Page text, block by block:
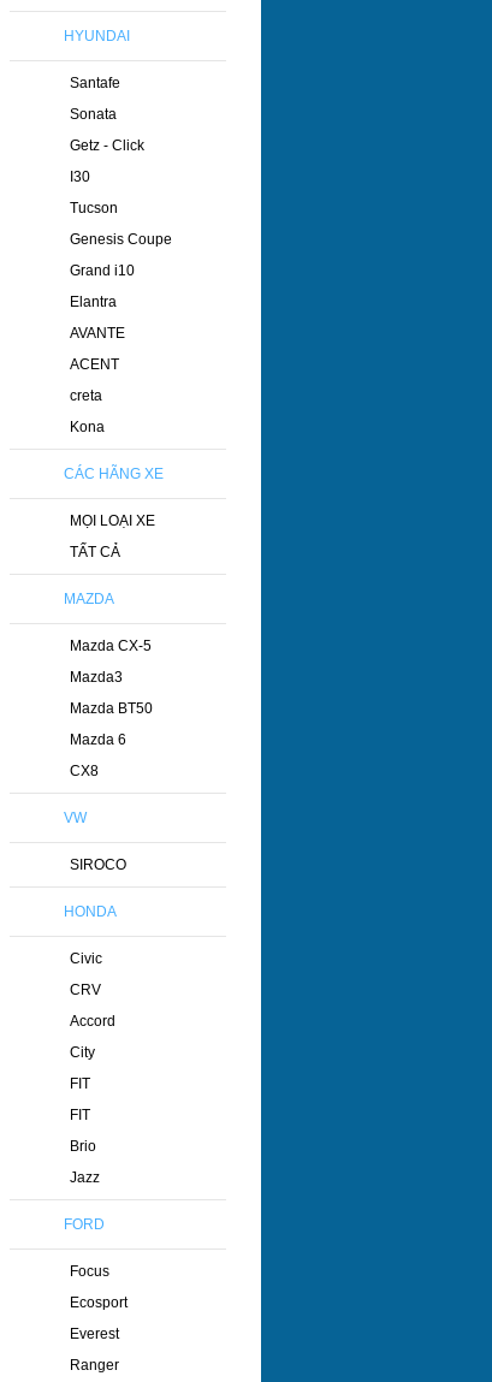
HYUNDAI
Santafe
Sonata
Getz - Click
I30
Tucson
Genesis Coupe
Grand i10
Elantra
AVANTE
ACENT
creta
Kona
CÁC HÃNG XE
MỌI LOẠI XE
TẤT CẢ
MAZDA
Mazda CX-5
Mazda3
Mazda BT50
Mazda 6
CX8
VW
SIROCO
HONDA
Civic
CRV
Accord
City
FIT
FIT
Brio
Jazz
FORD
Focus
Ecosport
Everest
Ranger